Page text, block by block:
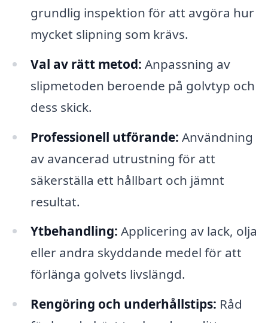
grundlig inspektion för att avgöra hur
mycket slipning som krävs.
Val av rätt metod: Anpassning av
slipmetoden beroende på golvtyp och
dess skick.
Professionell utförande: Användning
av avancerad utrustning för att
säkerställa ett hållbart och jämnt
resultat.
Ytbehandling: Applicering av lack, olja
eller andra skyddande medel för att
förlänga golvets livslängd.
Rengöring och underhållstips: Råd